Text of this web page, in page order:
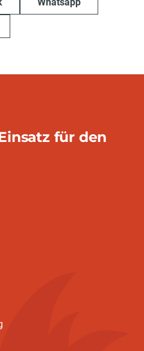
Whatsapp
für den